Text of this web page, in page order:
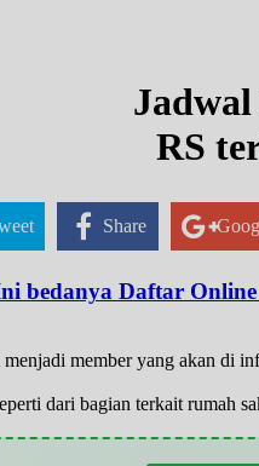
RS
Share
bedanya Daftar
member yang akan di
dari bagian terkait rumah